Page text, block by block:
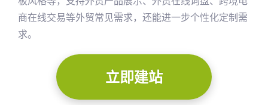
商在线交易等外贸常见需求，还能进一步个性化定制需
求。
立即建站